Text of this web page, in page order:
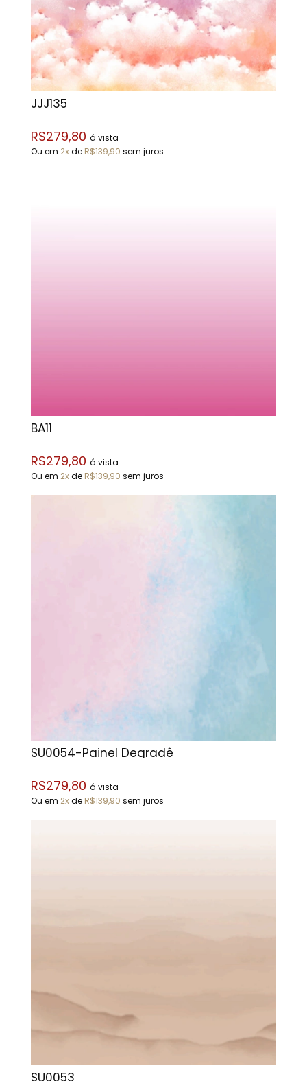
JJJ135
R$279,80 á vista
Ou em 2xde R$139,90 sem juros
BA11
R$279,80 á vista
Ou em 2xde R$139,90 sem juros
SU0054-Painel Degradê
R$279,80 á vista
Ou em 2xde R$139,90 sem juros
SU0053